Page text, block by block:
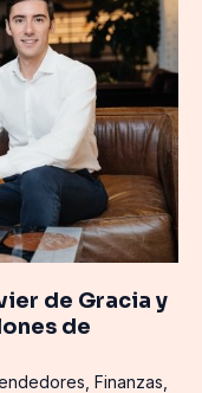
de Gracia y
de
Finanzas